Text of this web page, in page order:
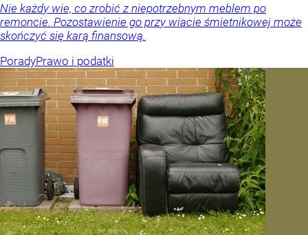
Nie każdy wie, co zrobić z niepotrzebnym meblem po
remoncie. Pozostawienie go przy wiacie śmietnikowej może
skończyć się karą finansową.
PoradyPrawo i podatki